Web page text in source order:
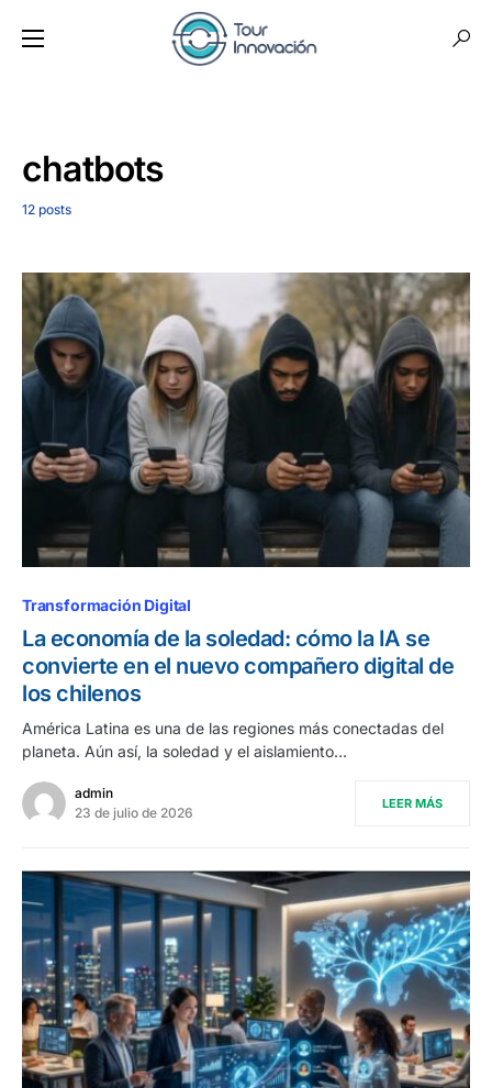
chatbots
12 posts
Transformación Digital
La economía de la soledad: cómo la IA se
convierte en el nuevo compañero digital de
los chilenos
América Latina es una de las regiones más conectadas del
planeta. Aún así, la soledad y el aislamiento…
admin
23 de julio de 2026
LEER MÁS